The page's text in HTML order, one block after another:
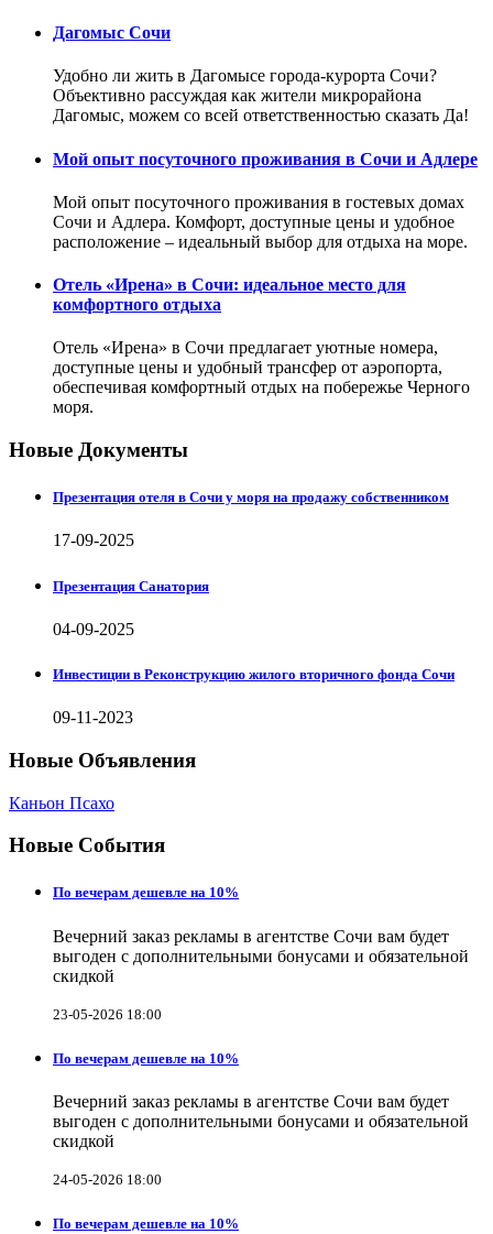
Дагомыс Сочи
Удобно ли жить в Дагомысе города-курорта Сочи?
Объективно рассуждая как жители микрорайона
Дагомыс, можем со всей ответственностью сказать Да!
Мой опыт посуточного проживания в Сочи и Адлере
Мой опыт посуточного проживания в гостевых домах
Сочи и Адлера. Комфорт, доступные цены и удобное
расположение – идеальный выбор для отдыха на море.
Отель «Ирена» в Сочи: идеальное место для
комфортного отдыха
Отель «Ирена» в Сочи предлагает уютные номера,
доступные цены и удобный трансфер от аэропорта,
обеспечивая комфортный отдых на побережье Черного
моря.
Новые Документы
Презентация отеля в Сочи у моря на продажу собственником
17-09-2025
Презентация Санатория
04-09-2025
Инвестиции в Реконструкцию жилого вторичного фонда Сочи
09-11-2023
Новые Объявления
Каньон Псахо
Новые События
По вечерам дешевле на 10%
Вечерний заказ рекламы в агентстве Сочи вам будет
выгоден с дополнительными бонусами и обязательной
скидкой
23-05-2026 18:00
По вечерам дешевле на 10%
Вечерний заказ рекламы в агентстве Сочи вам будет
выгоден с дополнительными бонусами и обязательной
скидкой
24-05-2026 18:00
По вечерам дешевле на 10%